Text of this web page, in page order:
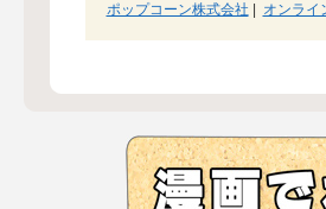
ポップコーン株式会社
オンライ